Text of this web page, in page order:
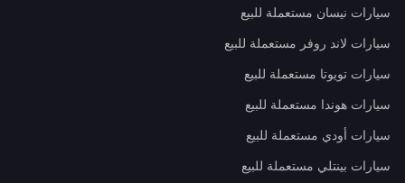
سيارات نيسان مستعملة للبيع
سيارات لاند روفر مستعملة للبيع
سيارات تويوتا مستعملة للبيع
سيارات هوندا مستعملة للبيع
سيارات أودي مستعملة للبيع
سيارات بينتلي مستعملة للبيع